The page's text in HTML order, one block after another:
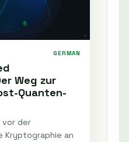
GERMAN
Weg zur
Quanten-
vor der
Kryptographie an